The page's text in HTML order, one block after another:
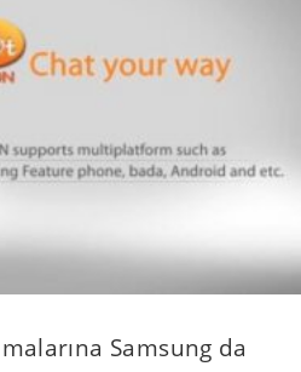
Samsung da